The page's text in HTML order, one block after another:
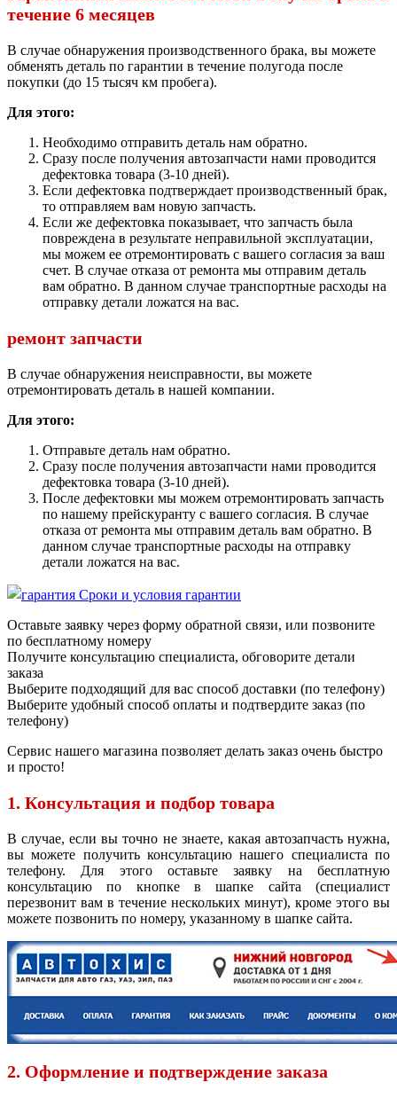
течение 6 месяцев
В случае обнаружения производственного брака, вы можете
обменять деталь по гарантии в течение полугода после
покупки (до 15 тысяч км пробега).
Для этого:
Необходимо отправить деталь нам обратно.
Сразу после получения автозапчасти нами проводится
дефектовка товара (3-10 дней).
Если дефектовка подтверждает производственный брак,
то отправляем вам новую запчасть.
Если же дефектовка показывает, что запчасть была
повреждена в результате неправильной эксплуатации,
мы можем ее отремонтировать с вашего согласия за ваш
счет. В случае отказа от ремонта мы отправим деталь
вам обратно. В данном случае транспортные расходы на
отправку детали ложатся на вас.
ремонт запчасти
В случае обнаружения неисправности, вы можете
отремонтировать деталь в нашей компании.
Для этого:
Отправьте деталь нам обратно.
Сразу после получения автозапчасти нами проводится
дефектовка товара (3-10 дней).
После дефектовки мы можем отремонтировать запчасть
по нашему прейскуранту с вашего согласия. В случае
отказа от ремонта мы отправим деталь вам обратно. В
данном случае транспортные расходы на отправку
детали ложатся на вас.
Сроки и условия гарантии
Оставьте заявку через форму обратной связи, или позвоните
по бесплатному номеру
Получите консультацию специалиста, обговорите детали
заказа
Выберите подходящий для вас способ доставки (по телефону)
Выберите удобный способ оплаты и подтвердите заказ (по
телефону)
Сервис нашего магазина позволяет делать заказ очень быстро
и просто!
1. Консультация и подбор товара
В случае, если вы точно не знаете, какая автозапчасть нужна,
вы можете получить консультацию нашего специалиста по
телефону. Для этого оставьте заявку на бесплатную
консультацию по кнопке в шапке сайта (специалист
перезвонит вам в течение нескольких минут), кроме этого вы
можете позвонить по номеру, указанному в шапке сайта.
2. Оформление и подтверждение заказа